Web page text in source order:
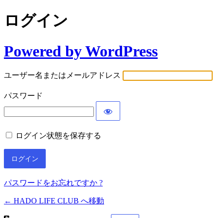
ログイン
Powered by WordPress
ユーザー名またはメールアドレス
パスワード
ログイン状態を保存する
パスワードをお忘れですか ?
← HADO LIFE CLUB へ移動